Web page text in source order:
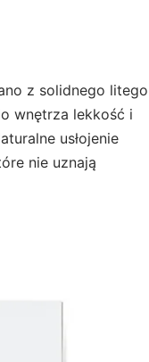
z solidnego litego
wnętrza lekkość i
usłojenie
nie uznają